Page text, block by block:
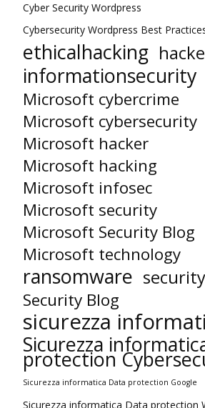
Cyber Security Wordpress
Cybersecurity Wordpress Best
ethicalhacking
informationsecurity
Microsoft cybercrime
Microsoft cybersecurity
Microsoft hacker
Microsoft hacking
Microsoft infosec
Microsoft security
Microsoft Security Blog
Microsoft technology
ransomware security
Security Blog
sicurezza
Sicurezza
protection
Sicurezza informatica Data protection Google
Sicurezza informatica Data protection